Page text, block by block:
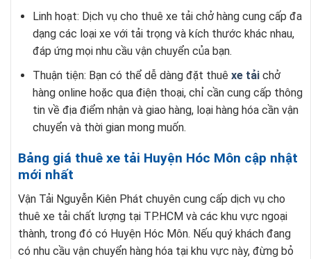
Linh hoạt: Dịch vụ cho thuê xe tải chở hàng cung cấp đa
dạng các loại xe với tải trọng và kích thước khác nhau,
đáp ứng mọi nhu cầu vận chuyển của bạn.
Thuận tiện: Bạn có thể dễ dàng đặt thuê xe tảichở
hàng online hoặc qua điện thoại, chỉ cần cung cấp thông
tin về địa điểm nhận và giao hàng, loại hàng hóa cần vận
chuyển và thời gian mong muốn.
Bảng giá thuê xe tải Huyện Hóc Môn cập nhật
mới nhất
Vận Tải Nguyễn Kiên Phát chuyên cung cấp dịch vụ cho
thuê xe tải chất lượng tại TP.HCM và các khu vực ngoại
thành, trong đó có Huyện Hóc Môn. Nếu quý khách đang
có nhu cầu vận chuyển hàng hóa tại khu vực này, đừng bỏ